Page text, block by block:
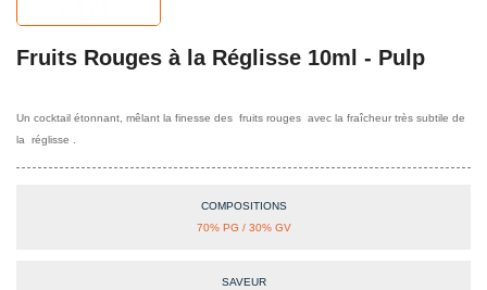
Fruits Rouges à la Réglisse 10ml - Pulp
Un cocktail étonnant, mêlant la finesse des fruits rouges avec la fraîcheur très subtile de
la réglisse .
COMPOSITIONS
70% PG / 30% GV
SAVEUR